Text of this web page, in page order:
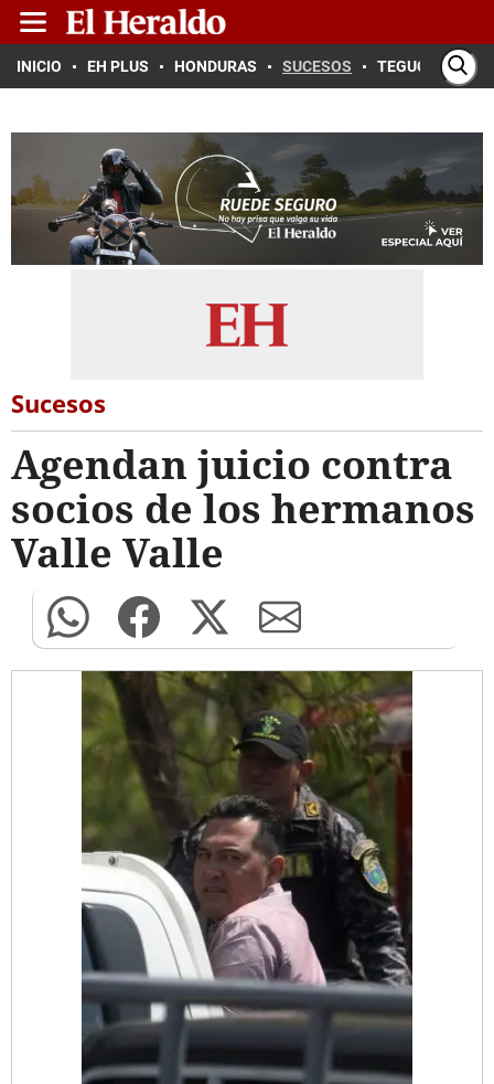
INICIO EH PLUS HONDURAS SUCESOS TEGUCIGALPA
Sucesos
Agendan juicio contra
socios de los hermanos
Valle Valle